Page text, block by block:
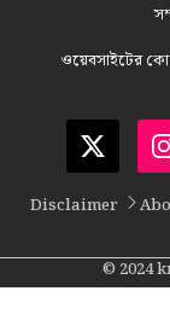
ওয়েবসাইটের
Disclaimer
© 2024